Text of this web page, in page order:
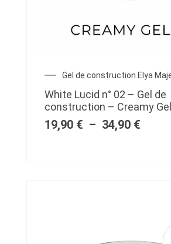
Gel de construction Elya
White Lucid n° 02 – Gel de
construction – Creamy Gel
19,90 € – 34,90 €
Plage
de
prix :